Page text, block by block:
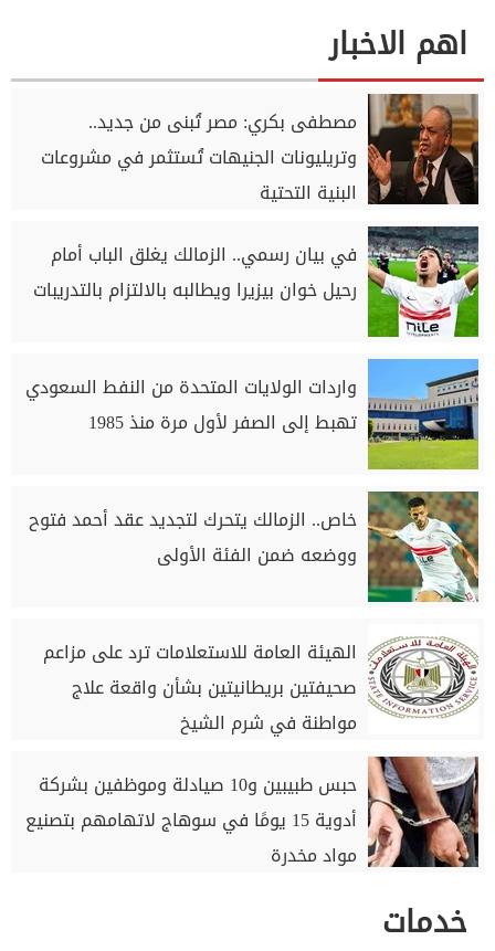
اهم الاخبار
مصطفى بكري: مصر تُبنى من جديد..
وتريليونات الجنيهات تُستثمر في مشروعات
البنية التحتية
في بيان رسمي.. الزمالك يغلق الباب أمام
رحيل خوان بيزيرا ويطالبه بالالتزام بالتدريبات
واردات الولايات المتحدة من النفط السعودي
تهبط إلى الصفر لأول مرة منذ 1985
خاص.. الزمالك يتحرك لتجديد عقد أحمد فتوح
ووضعه ضمن الفئة الأولى
الهيئة العامة للاستعلامات ترد على مزاعم
صحيفتين بريطانيتين بشأن واقعة علاج
مواطنة في شرم الشيخ
حبس طبيبين و10 صيادلة وموظفين بشركة
أدوية 15 يومًا في سوهاج لاتهامهم بتصنيع
مواد مخدرة
خدمات